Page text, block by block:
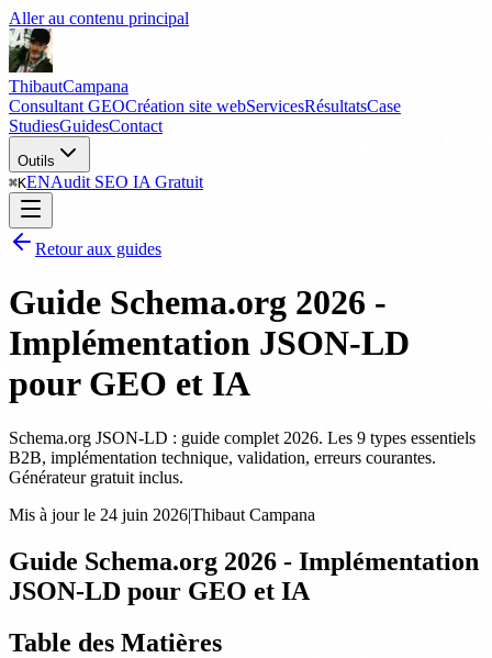
Aller au contenu principal
ThibautCampana
Consultant GEOCréation site webServicesRésultatsCase
StudiesGuidesContact
Outils
⌘KENAudit SEO IA Gratuit
Retour aux guides
Guide Schema.org 2026 -
Implémentation JSON-LD
pour GEO et IA
Schema.org JSON-LD : guide complet 2026. Les 9 types essentiels
B2B, implémentation technique, validation, erreurs courantes.
Générateur gratuit inclus.
Mis à jour le 24 juin 2026|Thibaut Campana
Guide Schema.org 2026 - Implémentation
JSON-LD pour GEO et IA
Table des Matières